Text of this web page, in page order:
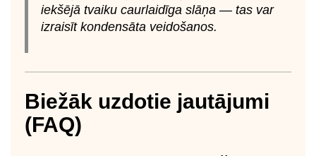
iekšējā tvaiku caurlaidīga slāņa — tas var
izraisīt kondensāta veidošanos.
Biežāk uzdotie jautājumi
(FAQ)